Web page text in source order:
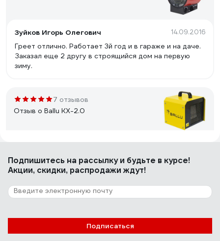
Зуйков Игорь Олегович 14.09.2016
Греет отлично. Работает 3й год и в гараже и на даче.
Заказал еще 2 другу в строящийся дом на первую
зиму.
7 отзывов
Отзыв о Ballu KX-2.0
Компактная, мощная пушка. Покупал для гаража 20 м2.
За час температура поднялась на 10 градусов.
Отзыв о QUATTRO ELEMENTI QE-3000
ETN 649-257
Подпишитесь на рассылкуи будьте в курсе!
Акции, скидки, распродажи ждут!
Подписаться